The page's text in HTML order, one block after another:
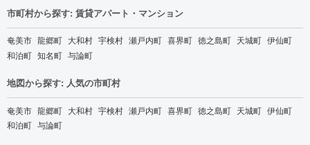
市町村から探す: 賃貸アパート・マンション
奄美市 龍郷町 大和村 宇検村 瀬戸内町 喜界町 徳之島町 天城町 伊仙町
和泊町 知名町 与論町
地図から探す: 人気の市町村
奄美市 龍郷町 大和村 宇検村 瀬戸内町 喜界町 徳之島町 天城町 伊仙町
和泊町 与論町